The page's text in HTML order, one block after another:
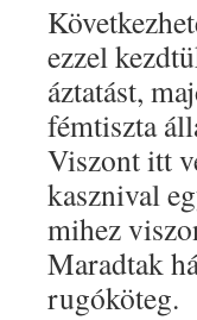
ezzel
áztatást,
fémtiszta
Viszont itt
kasznival
mihez
Maradtak
rugóköteg.